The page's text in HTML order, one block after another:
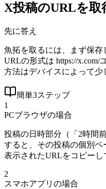
X投稿のURLを取
先に答え
魚拓を取るには、まず保存
URLの形式は https://x.com/
方法はデバイスによって少
簡単3ステップ
1
PCブラウザの場合
投稿の日時部分（「2時間
すると、その投稿の個別
表示されたURLをコピーし
2
スマホアプリの場合